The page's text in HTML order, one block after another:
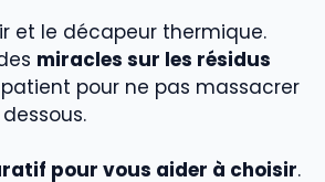
et le décapeur thermique.
miracles sur les résidus
patient pour ne pas massacrer
pour vous aider à choisir.